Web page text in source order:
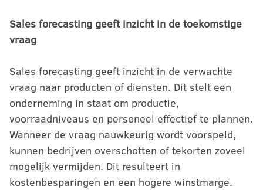
Sales forecasting geeft inzicht in de toekomstige
vraag
Sales forecasting geeft inzicht in de verwachte
vraag naar producten of diensten. Dit stelt een
onderneming in staat om productie,
voorraadniveaus en personeel effectief te plannen.
Wanneer de vraag nauwkeurig wordt voorspeld,
kunnen bedrijven overschotten of tekorten zoveel
mogelijk vermijden. Dit resulteert in
kostenbesparingen en een hogere winstmarge.